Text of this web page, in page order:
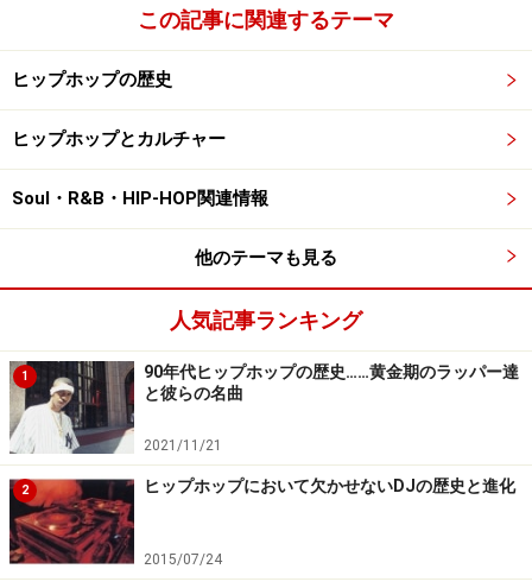
この記事に関連するテーマ
ヒップホップの歴史
ヒップホップとカルチャー
Soul・R&B・HIP-HOP関連情報
他のテーマも見る
人気記事ランキング
1
90年代ヒップホップの歴史……黄金期のラッパー達
と彼らの名曲
2021/11/21
2 ヒップホップにおいて欠かせないDJの歴史と進化
2015/07/24